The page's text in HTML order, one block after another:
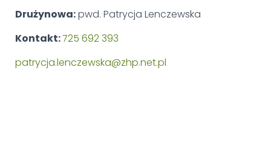
Drużynowa:pwd. Patrycja Lenczewska
Kontakt:725 692 393
patrycja.lenczewska@zhp.net.pl